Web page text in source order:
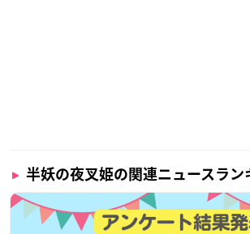
作品概要
半妖の夜叉姫の関連ニュースラン